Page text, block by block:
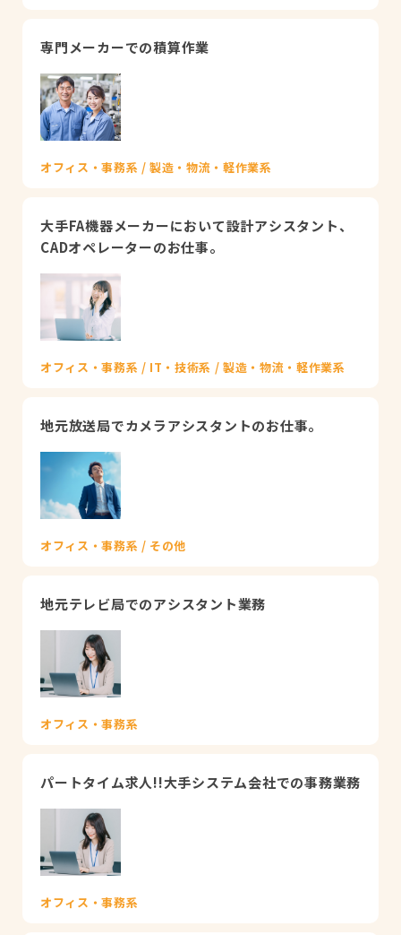
専門メーカーでの積算作業
オフィス・事務系 / 製造・物流・軽作業系
大手FA機器メーカーにおいて設計アシスタント、
CADオペレーターのお仕事。
オフィス・事務系 / IT・技術系 / 製造・物流・軽作業系
地元放送局でカメラアシスタントのお仕事。
オフィス・事務系 / その他
地元テレビ局でのアシスタント業務
オフィス・事務系
パートタイム求人!!大手システム会社での事務業務
オフィス・事務系